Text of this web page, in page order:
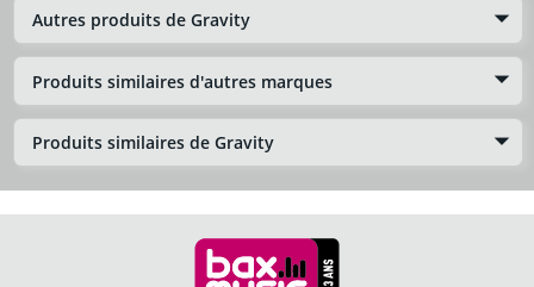
Autres produits de Gravity
Produits similaires d'autres marques
Produits similaires de Gravity